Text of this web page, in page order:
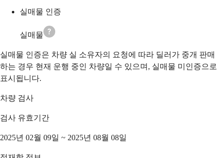
실매물 인증
실매물
실매물 인증은 차량 실 소유자의 요청에 따라 딜러가 중개 판매
하는 경우 현재 운행 중인 차량일 수 있으며, 실매물 미인증으로
표시됩니다.
차량 검사
검사 유효기간
2025년 02월 09일 ~ 2025년 08월 08일